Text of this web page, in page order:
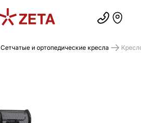
Сетчатые и ортопедические кресла